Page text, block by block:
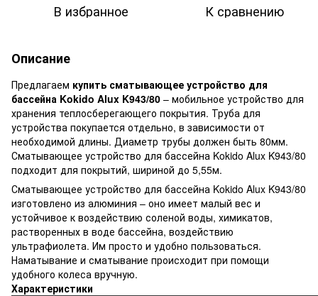
В избранное К сравнению
Описание
Предлагаем купить сматывающее устройство для
бассейна Kokido Alux K943/80 – мобильное устройство для
хранения теплосберегающего покрытия. Труба для
устройства покупается отдельно, в зависимости от
необходимой длины. Диаметр трубы должен быть 80мм.
Сматывающее устройство для бассейна Kokido Alux K943/80
подходит для покрытий, шириной до 5,55м.
Сматывающее устройство для бассейна Kokido Alux K943/80
изготовлено из алюминия – оно имеет малый вес и
устойчивое к воздействию соленой воды, химикатов,
растворенных в воде бассейна, воздействию
ультрафиолета. Им просто и удобно пользоваться.
Наматывание и сматывание происходит при помощи
удобного колеса вручную.
Характеристики